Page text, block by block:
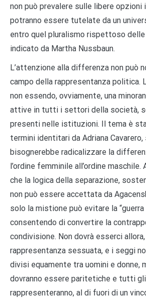
non può prevalere sulle libere opzioni
potranno essere tutelate da un
entro quel pluralismo rispettoso
indicato da Martha Nussbaun.
L’attenzione alla differenza non può
campo della rappresentanza politica.
non essendo, ovviamente, una
attive in tutti i settori della società,
presenti nelle istituzioni. Il tema è
termini identitari da Adriana Cavarero,
bisognerebbe radicalizzare la
l’ordine femminile all’ordine
che la logica della separazione,
non può essere accettata da
solo la mistione può evitare la
consentendo di convertire la
condivisione. Non dovrà esserci
rappresentanza sessuata, e i seggi
divisi equamente tra uomini e donne,
dovranno essere paritetiche e tutti
rappresenteranno, al di fuori di un